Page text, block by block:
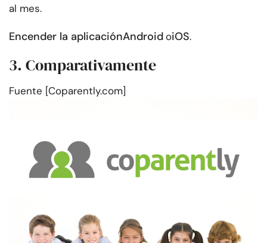
al mes.
Encender la aplicaciónAndroidoiOS.
3. Comparativamente
Fuente [Coparently.com]